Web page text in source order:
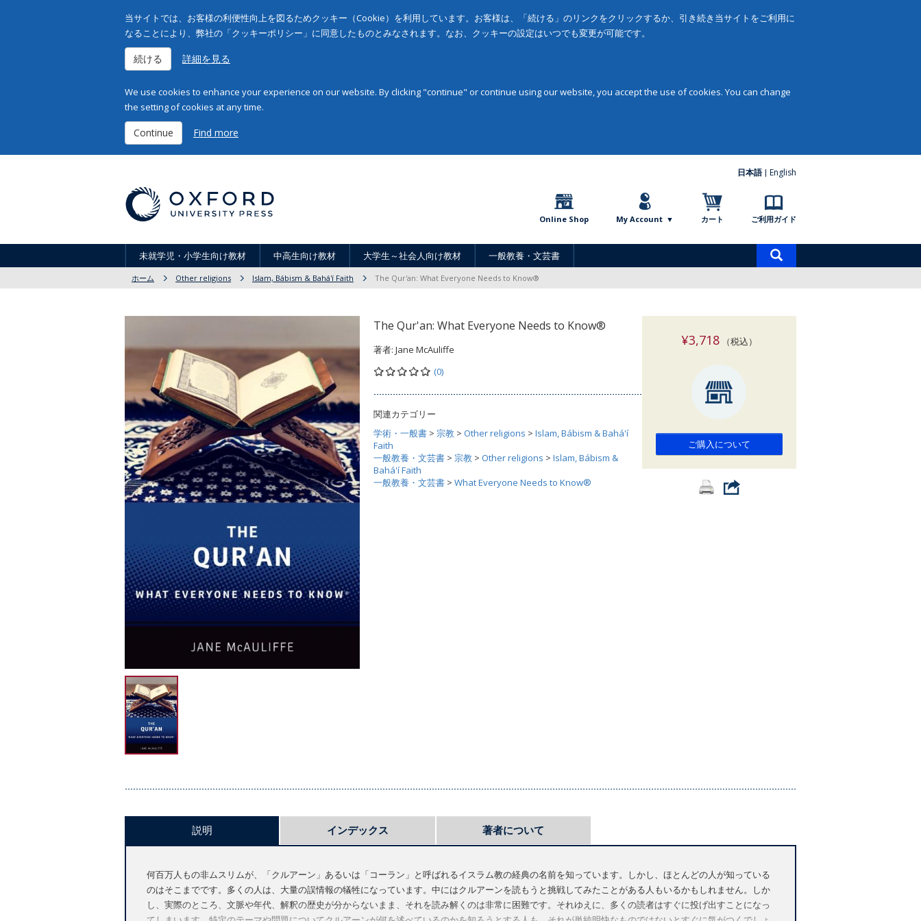
当サイトでは、お客様の利便性向上を図るためクッキー（Cookie）を利用しています。お客様は、「続ける」のリンクをクリックするか、引き続き当サイトをご利用に
なることにより、弊社の「クッキーポリシー」に同意したものとみなされます。なお、クッキーの設定はいつでも変更が可能です。
続ける 詳細を見る
We use cookies to enhance your experience on our website. By clicking "continue" or continue using our website, you accept the use of cookies. You can change
the setting of cookies at any time.
Continue Find more
日本語 English
Online Shop My Account カート ご利用ガイド
未就学児・小学生向け教材 中高生向け教材 大学生～社会人向け教材 一般教養・文芸書
索
ホーム Other religions Islam, Bábism & Bahá'í Faith The Qur'an: What Everyone Needs to Know®
The Qur'an: What Everyone Needs to Know®
著者: Jane McAuliffe
(0)
関連カテゴリー
学術・一般書 > 宗教 > Other religions > Islam, Bábism & Bahá'í
Faith
一般教養・文芸書 > 宗教 > Other religions > Islam, Bábism &
Bahá'í Faith
一般教養・文芸書 > What Everyone Needs to Know®
¥3,718（税込）
ご購入について
説明 インデックス 著者について
何百万人もの非ムスリムが、「クルアーン」あるいは「コーラン」と呼ばれるイスラム教の経典の名前を知っています。しかし、ほとんどの人が知っている
のはそこまでです。多くの人は、大量の誤情報の犠牲になっています。中にはクルアーンを読もうと挑戦してみたことがある人もいるかもしれません。しか
し、実際のところ、文脈や年代、解釈の歴史が分からないまま、それを読み解くのは非常に困難です。それゆえに、多くの読者はすぐに投げ出すことになっ